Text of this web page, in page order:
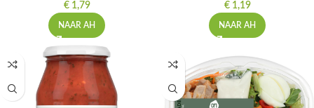
€1,79
NAAR AH
€1,19
NAAR AH